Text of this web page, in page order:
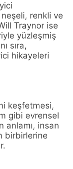
renkli ve
Traynor ise
yüzleşmiş
sıra,
hikayeleri
keşfetmesi,
gibi evrensel
anlamı, insan
birbirlerine